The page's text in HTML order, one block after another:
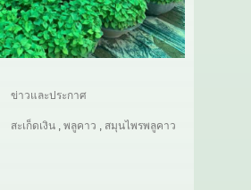
ข่าวและประกาศ
สะเก็ดเงิน , พลูคาว , สมุนไพรพลูคาว